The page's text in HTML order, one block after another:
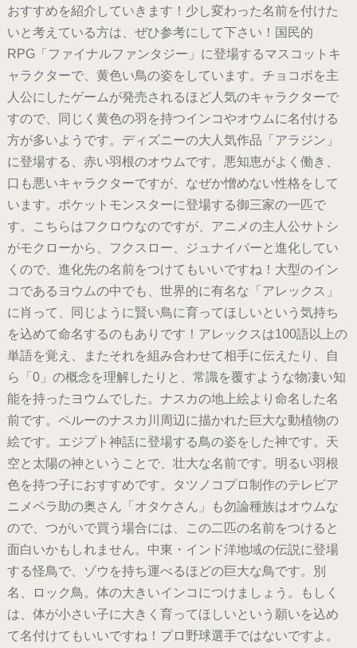
おすすめを紹介していきます！少し変わった名前を付けた
いと考えている方は、ぜひ参考にして下さい！国民的
RPG「ファイナルファンタジー」に登場するマスコットキ
ャラクターで、黄色い鳥の姿をしています。チョコボを主
人公にしたゲームが発売されるほど人気のキャラクターで
すので、同じく黄色の羽を持つインコやオウムに名付ける
方が多いようです。ディズニーの大人気作品「アラジン」
に登場する、赤い羽根のオウムです。悪知恵がよく働き、
口も悪いキャラクターですが、なぜか憎めない性格をして
います。ポケットモンスターに登場する御三家の一匹で
す。こちらはフクロウなのですが、アニメの主人公サトシ
がモクローから、フクスロー、ジュナイパーと進化してい
くので、進化先の名前をつけてもいいですね！大型のイン
コであるヨウムの中でも、世界的に有名な「アレックス」
に肖って、同じように賢い鳥に育ってほしいという気持ち
を込めて命名するのもありです！アレックスは100語以上の
単語を覚え、またそれを組み合わせて相手に伝えたり、自
ら「0」の概念を理解したりと、常識を覆すような物凄い知
能を持ったヨウムでした。ナスカの地上絵より命名した名
前です。ペルーのナスカ川周辺に描かれた巨大な動植物の
絵です。エジプト神話に登場する鳥の姿をした神です。天
空と太陽の神ということで、壮大な名前です。明るい羽根
色を持つ子におすすめです。タツノコプロ制作のテレビア
ニメペラ助の奥さん「オタケさん」も勿論種族はオウムな
ので、つがいで買う場合には、この二匹の名前をつけると
面白いかもしれません。中東・インド洋地域の伝説に登場
する怪鳥で、ゾウを持ち運べるほどの巨大な鳥です。別
名、ロック鳥。体の大きいインコにつけましょう。もしく
は、体が小さい子に大きく育ってほしいという願いを込め
て名付けてもいいですね！プロ野球選手ではないですよ。